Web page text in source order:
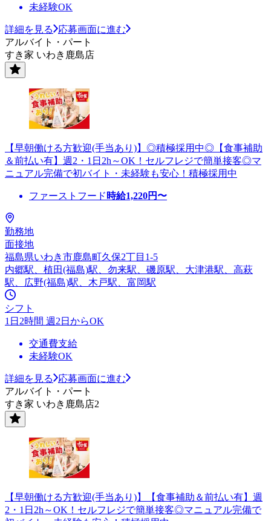
未経験OK
詳細を見る
応募画面に進む
アルバイト・パート
すき家 いわき鹿島店
【早朝働ける方歓迎(手当あり)】◎積極採用中◎【食事補助
＆前払い有】週2・1日2h～OK！セルフレジで簡単接客◎マ
ニュアル完備で初バイト・未経験も安心！積極採用中
ファーストフード 時給1,220円〜
勤務地
面接地
福島県いわき市鹿島町久保2丁目1-5
内郷駅、植田(福島)駅、勿来駅、磯原駅、大津港駅、高萩
駅、広野(福島)駅、木戸駅、富岡駅
シフト
1日2時間 週2日からOK
交通費支給
未経験OK
詳細を見る
応募画面に進む
アルバイト・パート
すき家 いわき鹿島店2
【早朝働ける方歓迎(手当あり)】【食事補助＆前払い有】週
2・1日2h～OK！セルフレジで簡単接客◎マニュアル完備で